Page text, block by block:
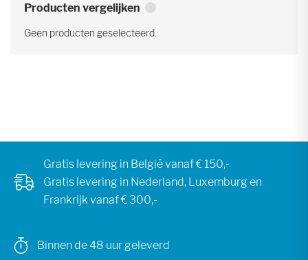
Producten vergelijken
Geen producten geselecteerd.
Gratis levering in België vanaf € 150,-
Gratis levering in Nederland, Luxemburg en
Frankrijk vanaf € 300,-
Binnen de 48 uur geleverd